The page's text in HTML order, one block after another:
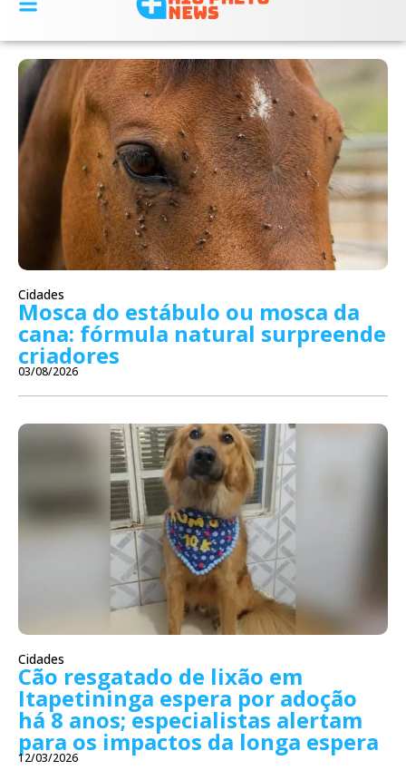
Cidades
Mosca do estábulo ou mosca da
cana: fórmula natural surpreende
criadores
03/08/2026
Cidades
Cão resgatado de lixão em
Itapetininga espera por adoção
há 8 anos; especialistas alertam
para os impactos da longa espera
12/03/2026